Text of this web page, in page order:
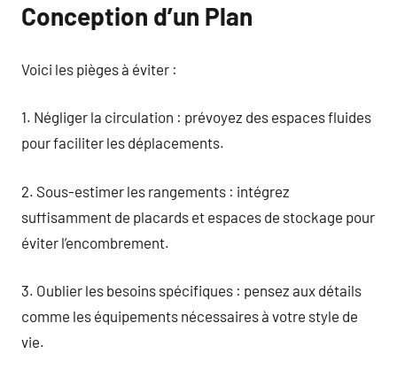
Conception d’un Plan
Voici les pièges à éviter :
1. Négliger la circulation : prévoyez des espaces fluides
pour faciliter les déplacements.
2. Sous-estimer les rangements : intégrez
suffisamment de placards et espaces de stockage pour
éviter l’encombrement.
3. Oublier les besoins spécifiques : pensez aux détails
comme les équipements nécessaires à votre style de
vie.